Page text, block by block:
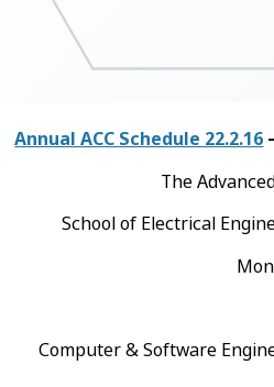
Annual ACC Schedule 22.2.16
The
School of Electrical
Computer & Software